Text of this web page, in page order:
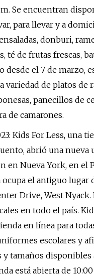
m. Se encuentran
para llevar y a
donburi,
té de frutas frescas,
desde el 7 de marzo,
variedad de platos de
panecillos de
de camarones.
Kids For Less, una
abrió una nueva
en Nueva York, en el
ocupa el antiguo lugar
Drive, West Nyack.
en todo el país.
en línea para
escolares y
tamaños disponibles
está abierta de 10:00